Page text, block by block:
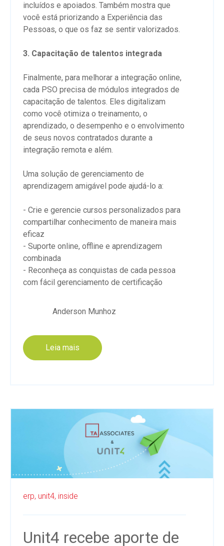
incluídos e apoiados. Também mostra que
você está priorizando a Experiência das
Pessoas, o que os faz se sentir valorizados.
3. Capacitação de talentos integrada
Finalmente, para melhorar a integração online,
cada PSO precisa de módulos integrados de
capacitação de talentos. Eles digitalizam
como você otimiza o treinamento, o
aprendizado, o desempenho e o envolvimento
de seus novos contratados durante a
integração remota e além.
Uma solução de gerenciamento de
aprendizagem amigável pode ajudá-lo a:
- Crie e gerencie cursos personalizados para
compartilhar conhecimento de maneira mais
eficaz
- Suporte online, offline e aprendizagem
combinada
- Reconheça as conquistas de cada pessoa
com fácil gerenciamento de certificação
Anderson Munhoz
Leia mais
erp, unit4, inside
Unit4 recebe aporte de